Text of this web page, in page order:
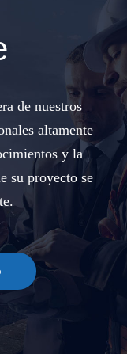
de nuestros
altamente
y la
su proyecto se